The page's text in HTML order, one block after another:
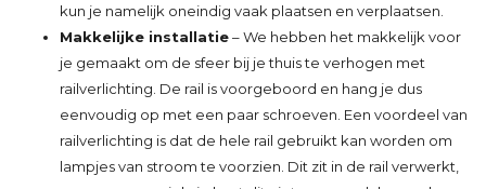
kun je namelijk oneindig vaak plaatsen en verplaatsen.
Makkelijke installatie– We hebben het makkelijk voor
je gemaakt om de sfeer bij je thuis te verhogen met
railverlichting. De rail is voorgeboord en hang je dus
eenvoudig op met een paar schroeven. Een voordeel van
railverlichting is dat de hele rail gebruikt kan worden om
lampjes van stroom te voorzien. Dit zit in de rail verwerkt,